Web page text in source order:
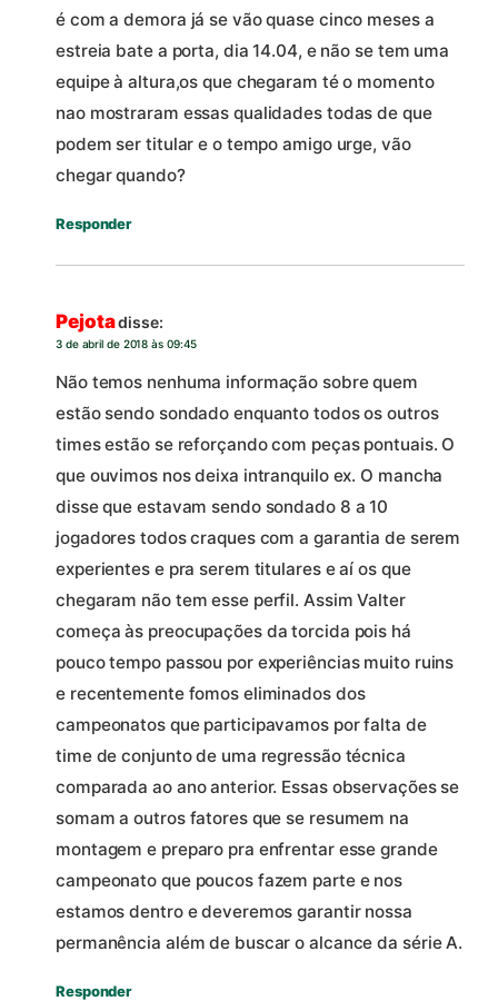
é com a demora já se vão quase cinco meses a
estreia bate a porta, dia 14.04, e não se tem uma
equipe à altura,os que chegaram té o momento
nao mostraram essas qualidades todas de que
podem ser titular e o tempo amigo urge, vão
chegar quando?
Responder
Pejotadisse:
3 de abril de 2018 às 09:45
Não temos nenhuma informação sobre quem
estão sendo sondado enquanto todos os outros
times estão se reforçando com peças pontuais. O
que ouvimos nos deixa intranquilo ex. O mancha
disse que estavam sendo sondado 8 a 10
jogadores todos craques com a garantia de serem
experientes e pra serem titulares e aí os que
chegaram não tem esse perfil. Assim Valter
começa às preocupações da torcida pois há
pouco tempo passou por experiências muito ruins
e recentemente fomos eliminados dos
campeonatos que participavamos por falta de
time de conjunto de uma regressão técnica
comparada ao ano anterior. Essas observações se
somam a outros fatores que se resumem na
montagem e preparo pra enfrentar esse grande
campeonato que poucos fazem parte e nos
estamos dentro e deveremos garantir nossa
permanência além de buscar o alcance da série A.
Responder